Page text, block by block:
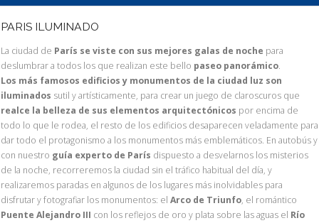
PARIS ILUMINADO
La ciudad de París se viste con sus mejores galas de noche para
deslumbrar a todos los que realizan este bello paseo panorámico.
Los más famosos edificios y monumentos de la ciudad luz son
iluminados sutil y artísticamente, para crear un juego de claroscuros que
realce la belleza de sus elementos arquitectónicos por encima de
todo lo que le rodea, el resto de los edificios desaparecen veladamente para
dar todo el protagonismo a los monumentos más emblemáticos. En autobús y
con nuestro guía experto de París dispuesto a desvelarnos los misterios
de la noche, recorreremos la ciudad sin el tráfico habitual del día, y
realizaremos paradas en algunos de los lugares más inolvidables para
disfrutar y fotografiar los monumentos: el Arco de Triunfo, el romántico
Puente Alejandro III con los reflejos de oro y plata sobre las aguas el Río